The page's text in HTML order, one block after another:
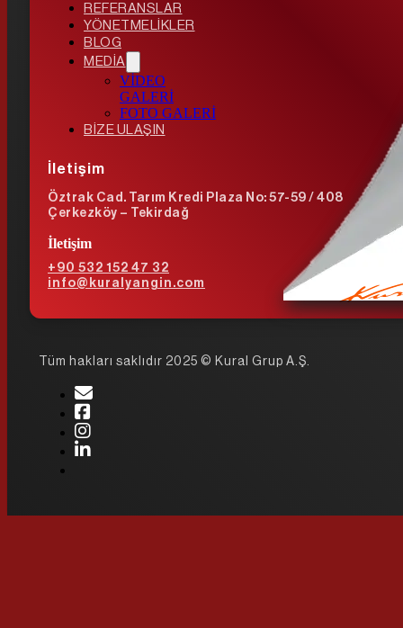
REFERANSLAR
YÖNETMELİKLER
BLOG
MEDİA
VİDEO
GALERİ
FOTO GALERİ
BİZE ULAŞIN
İletişim
Öztrak Cad. Tarım Kredi Plaza No: 57-59 / 408
Çerkezköy – Tekirdağ
İletişim
+90 532 152 47 32
info@kuralyangin.com
Tüm hakları saklıdır 2025 © Kural Grup A.Ş.